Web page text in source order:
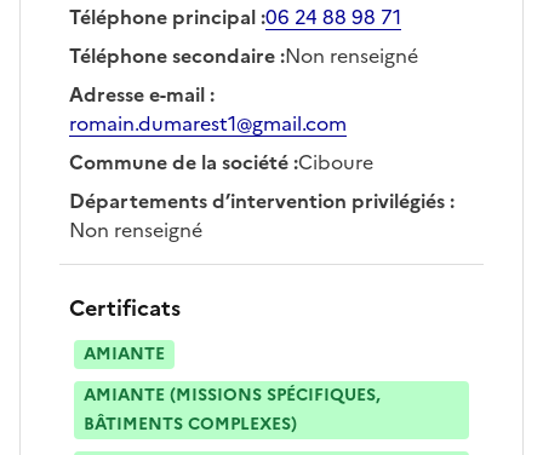
Téléphone principal:06 24 88 98 71
Téléphone secondaire:Non renseigné
Adresse e-mail:
romain.dumarest1@gmail.com
Commune de la société:Ciboure
Départements d’intervention privilégiés:
Non renseigné
Certificats
AMIANTE
AMIANTE (MISSIONS SPÉCIFIQUES,
BÂTIMENTS COMPLEXES)